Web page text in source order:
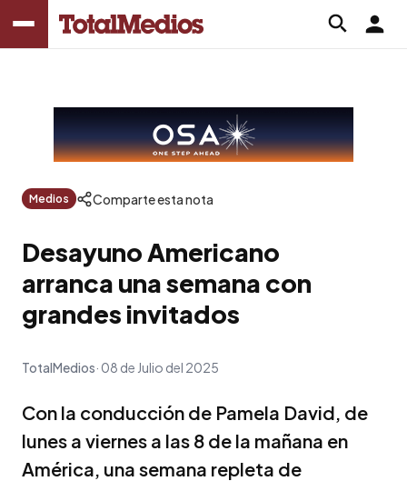
Medios Comparte esta nota
Desayuno Americano
arranca una semana con
grandes invitados
TotalMedios 08 de Julio del 2025
Con la conducción de Pamela David, de
lunes a viernes a las 8 de la mañana en
América, una semana repleta de